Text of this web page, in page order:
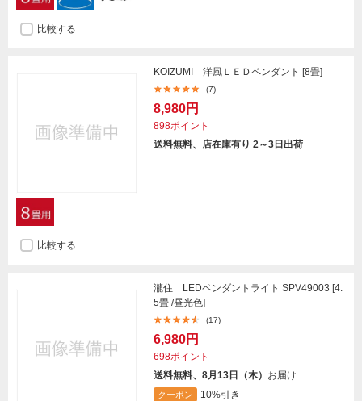
比較する
KOIZUMI 洋風ＬＥＤペンダント [8畳]
(7)
8,980円
898ポイント
送料無料、店在庫有り 2～3日出荷
比較する
瀧住 LEDペンダントライト SPV49003 [4.
5畳 /昼光色]
(17)
6,980円
698ポイント
送料無料、8月13日（木） お届け
クーポン 10%引き